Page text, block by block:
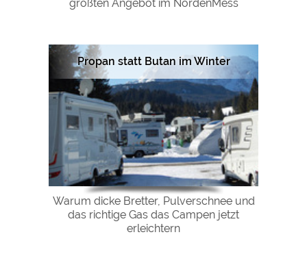
größten Angebot im NordenMess
Propan statt Butan im Winter
Warum dicke Bretter, Pulverschnee und
das richtige Gas das Campen jetzt
erleichtern
Google Remarketing
https://policies.google.com/privacy
Die Cookieeinstellungen können jeder Zeit im Footer
über "COOKIES" geändert werden!